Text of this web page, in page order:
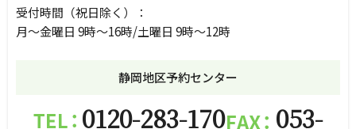
受付時間（祝日除く）
：
月～金曜日 9時～16時/土曜日 9時～12時
静岡地区予約センター
0120-283-170
053-